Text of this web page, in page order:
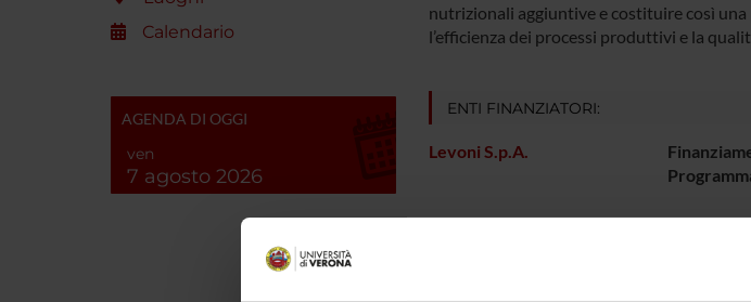
Calendario
AGENDA DI OGGI
ven
7 agosto 2026
nutrizionali aggiuntive e costituire così
l’efficienza dei processi produttivi e la
ENTI FINANZIATORI:
Levoni S.p.A.